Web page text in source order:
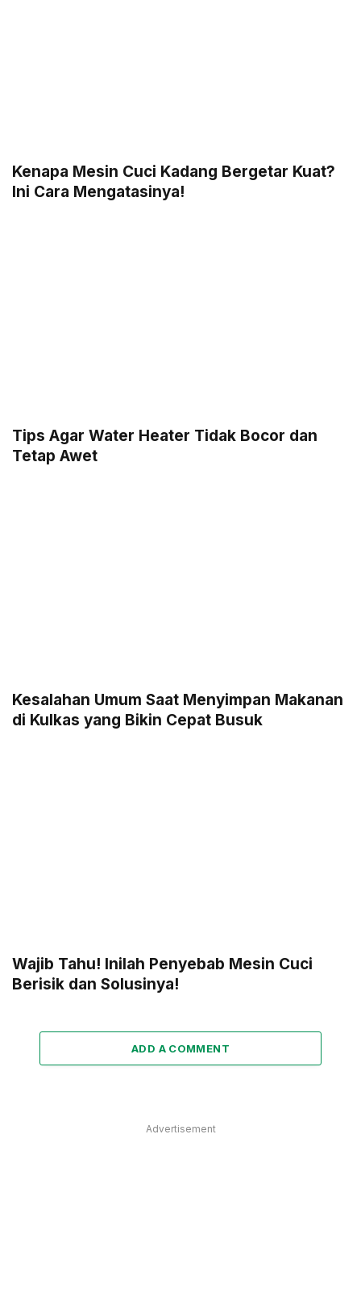
Kenapa Mesin Cuci Kadang Bergetar Kuat?
Ini Cara Mengatasinya!
Tips Agar Water Heater Tidak Bocor dan
Tetap Awet
Kesalahan Umum Saat Menyimpan Makanan
di Kulkas yang Bikin Cepat Busuk
Wajib Tahu! Inilah Penyebab Mesin Cuci
Berisik dan Solusinya!
ADD A COMMENT
Advertisement